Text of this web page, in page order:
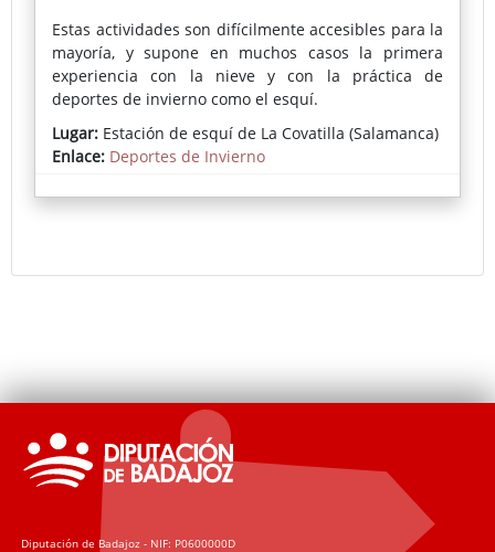
Estas actividades son difícilmente accesibles para la
mayoría, y supone en muchos casos la primera
experiencia con la nieve y con la práctica de
deportes de invierno como el esquí.
Lugar: Estación de esquí de La Covatilla (Salamanca)
Enlace: Deportes de Invierno
Diputación de Badajoz - NIF: P0600000D